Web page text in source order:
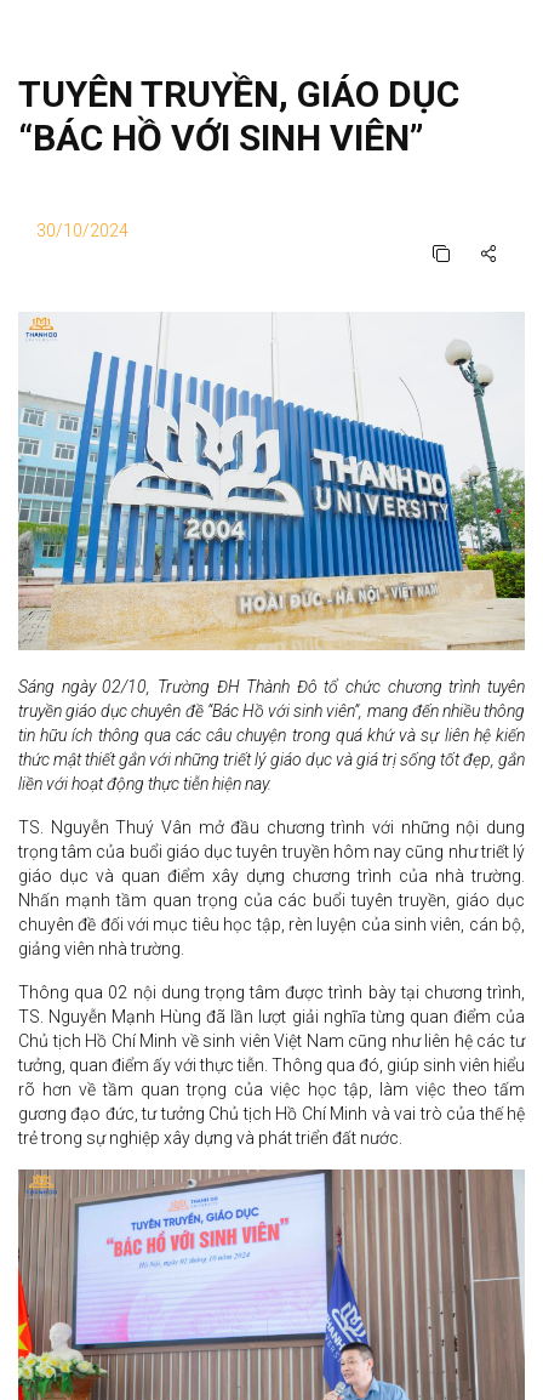
TUYÊN TRUYỀN, GIÁO DỤC
“BÁC HỒ VỚI SINH VIÊN”
30/10/2024
Sáng ngày 02/10, Trường ĐH Thành Đô tổ chức chương trình tuyên
truyền giáo dục chuyên đề “Bác Hồ với sinh viên”, mang đến nhiều thông
tin hữu ích thông qua các câu chuyện trong quá khứ và sự liên hệ kiến
thức mật thiết gắn với những triết lý giáo dục và giá trị sống tốt đẹp, gắn
liền với hoạt động thực tiễn hiện nay.
TS. Nguyễn Thuý Vân mở đầu chương trình với những nội dung
trọng tâm của buổi giáo dục tuyên truyền hôm nay cũng như triết lý
giáo dục và quan điểm xây dựng chương trình của nhà trường.
Nhấn mạnh tầm quan trọng của các buổi tuyên truyền, giáo dục
chuyên đề đối với mục tiêu học tập, rèn luyện của sinh viên, cán bộ,
giảng viên nhà trường.
Thông qua 02 nội dung trọng tâm được trình bày tại chương trình,
TS. Nguyễn Mạnh Hùng đã lần lượt giải nghĩa từng quan điểm của
Chủ tịch Hồ Chí Minh về sinh viên Việt Nam cũng như liên hệ các tư
tưởng, quan điểm ấy với thực tiễn. Thông qua đó, giúp sinh viên hiểu
rõ hơn về tầm quan trọng của việc học tập, làm việc theo tấm
gương đạo đức, tư tưởng Chủ tịch Hồ Chí Minh và vai trò của thế hệ
trẻ trong sự nghiệp xây dựng và phát triển đất nước.